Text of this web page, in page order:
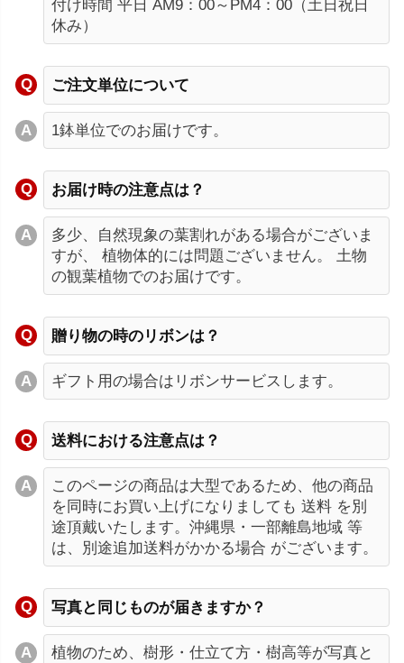
付け時間 平日 AM9：00～PM4：00（土日祝日
休み）
ご注文単位について
1鉢単位でのお届けです。
お届け時の注意点は？
多少、自然現象の葉割れがある場合がございま
すが、 植物体的には問題ございません。 土物
の観葉植物でのお届けです。
贈り物の時のリボンは？
ギフト用の場合はリボンサービスします。
送料における注意点は？
このページの商品は大型であるため、他の商品
を同時にお買い上げになりましても 送料 を別
途頂戴いたします。沖縄県・一部離島地域 等
は、別途追加送料がかかる場合 がございます。
写真と同じものが届きますか？
植物のため、樹形・仕立て方・樹高等が写真と